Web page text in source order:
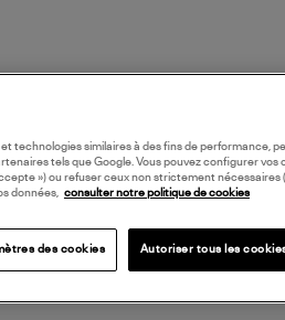
technologies similaires à des fins de performance,
tels que Google. Vous pouvez configurer vos
») ou refuser ceux non strictement
données, consulter notre politique de cookies
des cookies Autoriser tous les